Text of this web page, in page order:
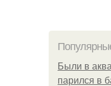
Были в
парился в